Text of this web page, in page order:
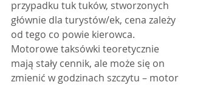
przypadku tuk tuków, stworzonych
głównie dla turystów/ek, cena zależy
od tego co powie kierowca.
Motorowe taksówki teoretycznie
mają stały cennik, ale może się on
zmienić w godzinach szczytu – motor